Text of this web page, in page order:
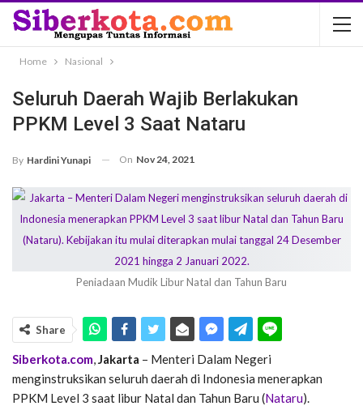
Home Nasional
Seluruh Daerah Wajib Berlakukan
PPKM Level 3 Saat Nataru
By Hardini Yunapi On Nov 24, 2021
Peniadaan Mudik Libur Natal dan Tahun Baru
Share
Siberkota.com,Jakarta – Menteri Dalam Negeri
menginstruksikan seluruh daerah di Indonesia menerapkan
PPKM Level 3 saat libur Natal dan Tahun Baru (Nataru).